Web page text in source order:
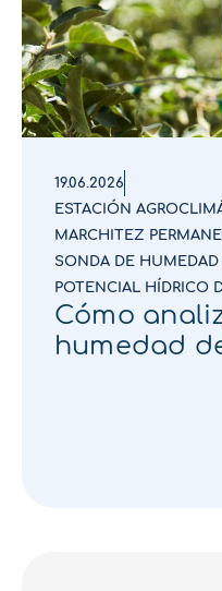
19.06.2026
ESTACIÓN
MARCHITEZ
SONDA DE HUMEDAD
POTENCIAL HÍDRICO
Cómo
humedad